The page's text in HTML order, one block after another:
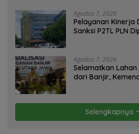
Agustus 7, 2026
Pelayanan Kinerja
Sanksi P2TL PLN
Agustus 7, 2026
Selamatkan
dari Banjir,
Selengkapnya